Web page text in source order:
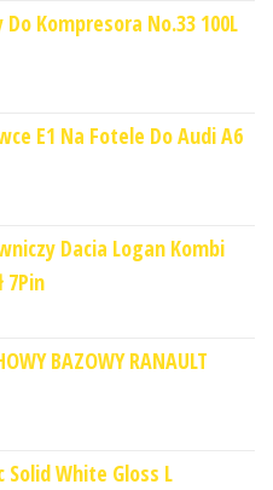
Do Kompresora No.33 100L
E1 Na Fotele Do Audi A6
Dacia Logan Kombi
7Pin
BAZOWY RANAULT
White Gloss L